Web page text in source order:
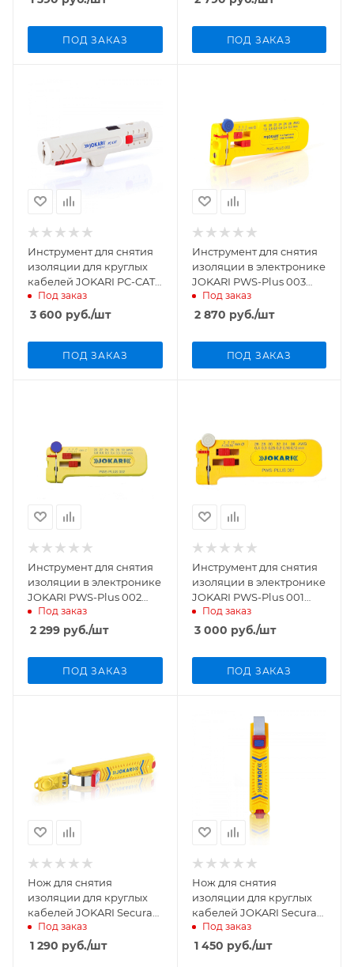
ПОД ЗАКАЗ ПОД ЗАКАЗ
Инструмент для снятия
изоляции для круглых
кабелей JOKARI PC-CAT
лезвие с покрытием TIN
30161
Под заказ
3 600 руб./шт
ПОД ЗАКАЗ
Инструмент для снятия
изоляции в электронике
JOKARI PWS-Plus 003
40026
Под заказ
2 870 руб./шт
ПОД ЗАКАЗ
Инструмент для снятия
изоляции в электронике
JOKARI PWS-Plus 002
40025
Под заказ
2 299 руб./шт
ПОД ЗАКАЗ
Инструмент для снятия
изоляции в электронике
JOKARI PWS-Plus 001
40024
Под заказ
3 000 руб./шт
ПОД ЗАКАЗ
Нож для снятия
изоляции для круглых
кабелей JOKARI Secura
No.27H 10280
Под заказ
1 290 руб./шт
Нож для снятия
изоляции для круглых
кабелей JOKARI Secura
No.27 10270
Под заказ
1 450 руб./шт